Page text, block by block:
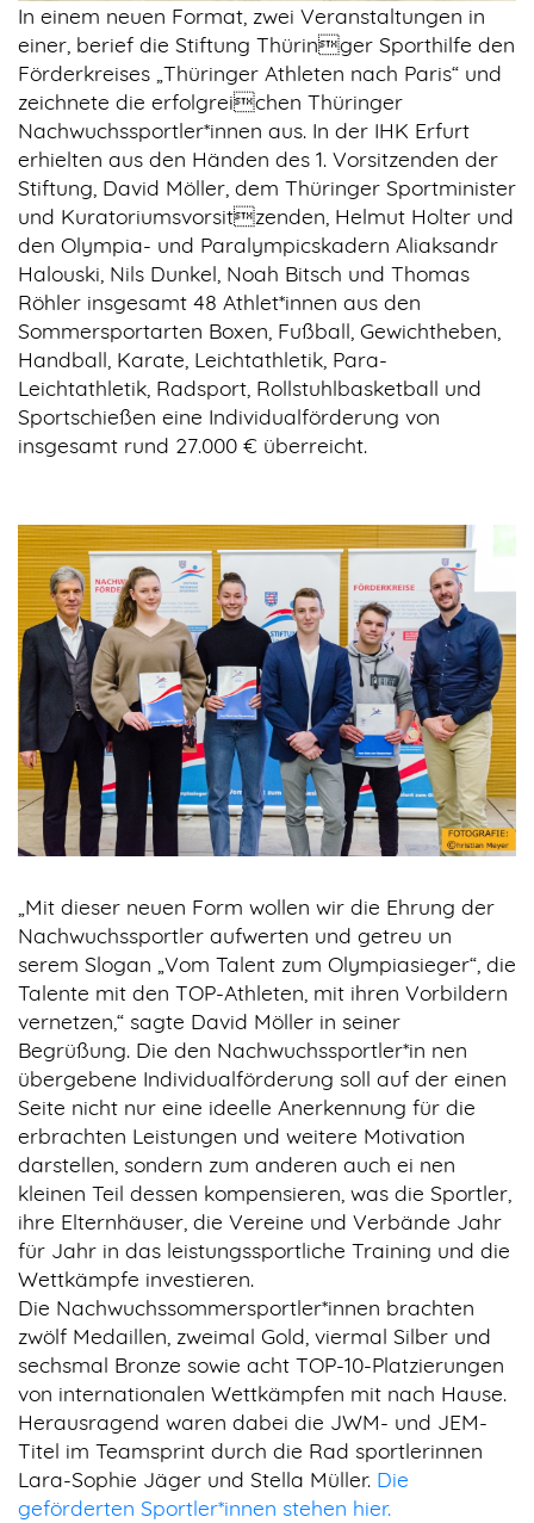
In einem neuen Format, zwei Veranstaltungen in
einer, berief die Stiftung Thüringer Sporthilfe den
Förderkreises „Thüringer Athleten nach Paris“ und
zeichnete die erfolgreichen Thüringer
Nachwuchssportler*innen aus. In der IHK Erfurt
erhielten aus den Händen des 1. Vorsitzenden der
Stiftung, David Möller, dem Thüringer Sportminister
und Kuratoriumsvorsitzenden, Helmut Holter und
den Olympia- und Paralympicskadern Aliaksandr
Halouski, Nils Dunkel, Noah Bitsch und Thomas
Röhler insgesamt 48 Athlet*innen aus den
Sommersportarten Boxen, Fußball, Gewichtheben,
Handball, Karate, Leichtathletik, Para-
Leichtathletik, Radsport, Rollstuhlbasketball und
Sportschießen eine Individualförderung von
insgesamt rund 27.000 € überreicht.
„Mit dieser neuen Form wollen wir die Ehrung der
Nachwuchssportler aufwerten und getreu un
serem Slogan „Vom Talent zum Olympiasieger“, die
Talente mit den TOP-Athleten, mit ihren Vorbildern
vernetzen,“ sagte David Möller in seiner
Begrüßung. Die den Nachwuchssportler*in nen
übergebene Individualförderung soll auf der einen
Seite nicht nur eine ideelle Anerkennung für die
erbrachten Leistungen und weitere Motivation
darstellen, sondern zum anderen auch ei nen
kleinen Teil dessen kompensieren, was die Sportler,
ihre Elternhäuser, die Vereine und Verbände Jahr
für Jahr in das leistungssportliche Training und die
Wettkämpfe investieren.
Die Nachwuchssommersportler*innen brachten
zwölf Medaillen, zweimal Gold, viermal Silber und
sechsmal Bronze sowie acht TOP-10-Platzierungen
von internationalen Wettkämpfen mit nach Hause.
Herausragend waren dabei die JWM- und JEM-
Titel im Teamsprint durch die Rad sportlerinnen
Lara-Sophie Jäger und Stella Müller. Die
geförderten Sportler*innen stehen hier.